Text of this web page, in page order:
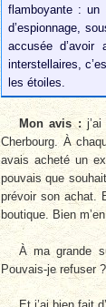
flamboyante : un
d’espionnage,
accusée
interstellaires,
les étoiles.
Mon avis :j’ai
Cherbourg. À
avais acheté un
pouvais que
prévoir son achat.
boutique. Bien
À ma grande
Pouvais-je refuser ?